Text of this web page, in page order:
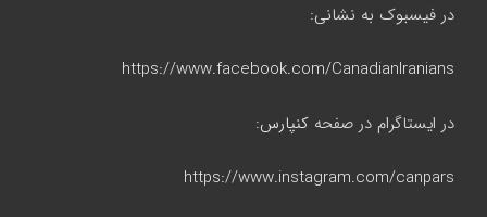
در فیسبوک به نشانی:
https://www.facebook.com/CanadianIranians
در ایستاگرام در صفحه کنپارس:
https://www.instagram.com/canpars